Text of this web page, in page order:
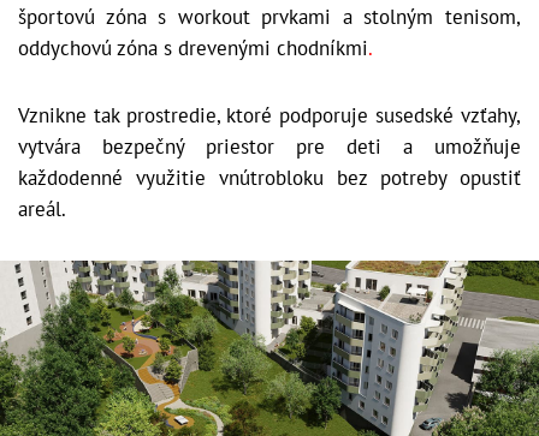
športovú zóna s workout prvkami a stolným tenisom,
oddychovú zóna s drevenými chodníkmi.
Vznikne tak prostredie, ktoré podporuje susedské vzťahy,
vytvára bezpečný priestor pre deti a umožňuje
každodenné využitie vnútrobloku bez potreby opustiť
areál.